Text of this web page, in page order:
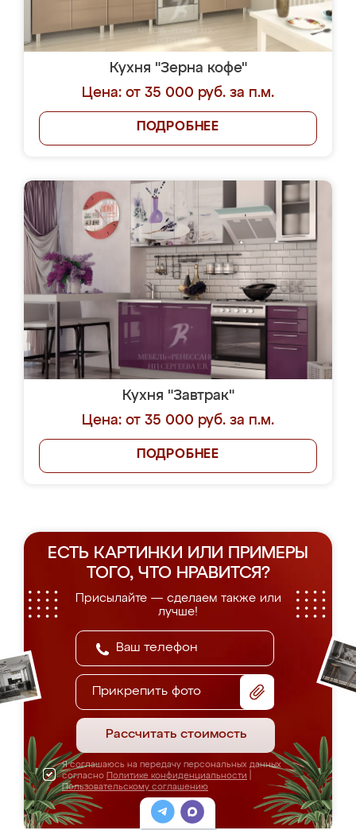
Кухня "Зерна кофе"
Цена: от 35 000 руб. за п.м.
ПОДРОБНЕЕ
Кухня "Завтрак"
Цена: от 35 000 руб. за п.м.
ПОДРОБНЕЕ
ЕСТЬ КАРТИНКИ ИЛИ ПРИМЕРЫ
ТОГО, ЧТО НРАВИТСЯ?
Присылайте — сделаем также или
лучше!
Прикрепить фото
Рассчитать стоимость
Я соглашаюсь на передачу персональных данных
согласно Политике конфиденциальности
Пользовательскому соглашению